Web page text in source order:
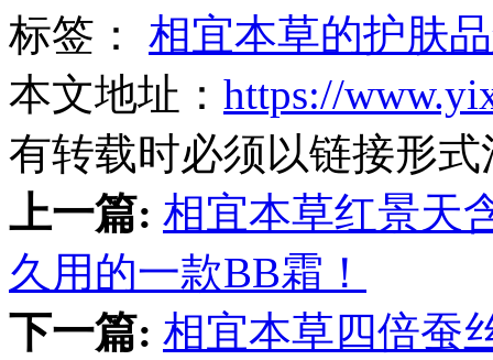
标签： 相宜本草的护肤
本文地址： https://
有转载时必须以链接形
上一篇: 相宜本草红景天
久用的一款BB霜！
下一篇: 相宜本草四倍蚕